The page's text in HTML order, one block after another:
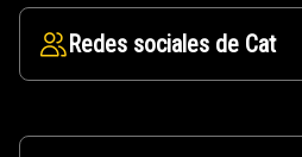
Redes sociales de Cat